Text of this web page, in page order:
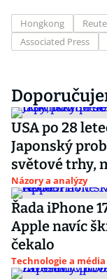
Hongkong
Associated Press
USA po 28
Japonský
světové trhy,
Názory a analýzy
Řada iPhone
Apple navíc
čekalo
Technologie a média